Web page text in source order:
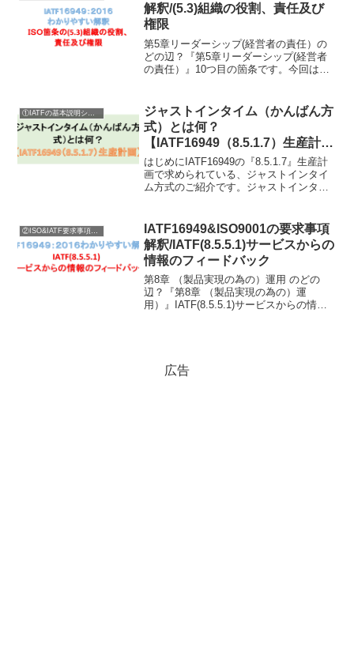
解釈/(5.3)組織の役割、責任及び
権限
第5章リーダーシップ(経営者の責任）の
どの辺？『第5章リーダーシップ(経営者
の責任）』10つ目の箇条です。今回は、
SO5.1リーダーシップ及びコミットメン
トISO5...
ジャストインタイム（かんばん方
式）とは何？
【IATF16949（8.5.1.7）生産計
画】
はじめにIATF16949の『8.5.1.7』生産計
画で求められている、ジャストインタイ
ム方式のご紹介です。ジャストインタイ
ンタイムと言わず、日本語でかんばん方
式と表現...
②ISO&IATF要求事項内容説明
IATF16949&ISO9001の要求事項
解釈/IATF(8.5.5.1)サービスからの
情報のフィードバック
第8章 （製品実現の為の）運用 のどの
辺？『第8章 （製品実現の為の）運
用）』IATF(8.5.5.1)サービスからの情報
広告